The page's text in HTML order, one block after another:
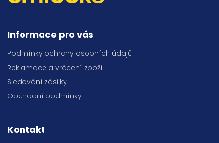
Informace pro vás
Podmínky ochrany osobních údajů
Reklamace a vrácení zboží
Sledování zásilky
Obchodní podmínky
Kontakt